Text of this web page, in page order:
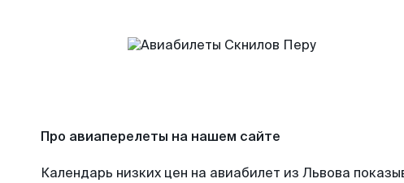
Про авиаперелеты на нашем сайте
Календарь низких цен на авиабилет из Львова